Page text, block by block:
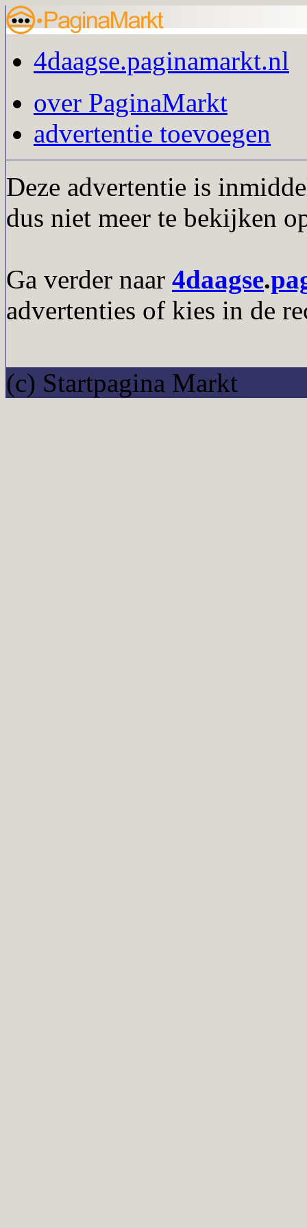
4daagse.paginamarkt.nl
over PaginaMarkt
advertentie toevoegen
Deze advertentie is
dus niet meer te bekijken
Ga verder naar 4daagse.
advertenties of kies in de
(c) Startpagina Markt